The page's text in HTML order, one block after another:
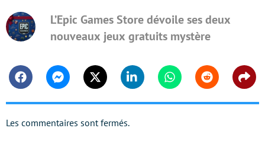
L’Epic Games Store dévoile ses deux
nouveaux jeux gratuits mystère
FacebookMessengerTwitter Linkedin WhatsappReddit
Les commentaires sont fermés.